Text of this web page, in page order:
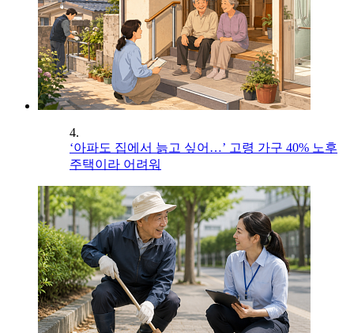
4.
‘아파도 집에서 늙고 싶어…’ 고령 가구 40% 노후
주택이라 어려워